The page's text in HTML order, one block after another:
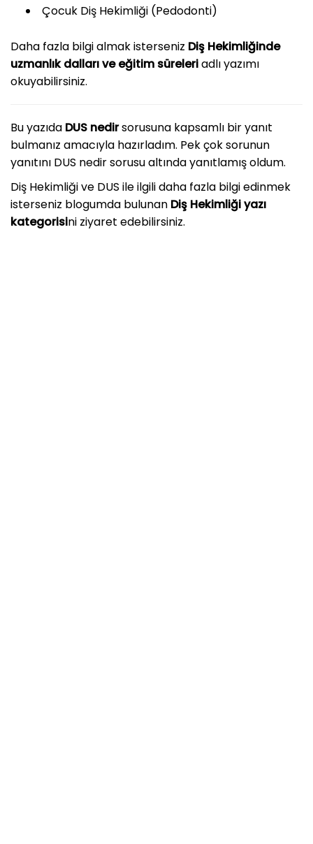
Çocuk Diş Hekimliği (Pedodonti)
Daha fazla bilgi almak isterseniz Diş Hekimliğinde
uzmanlık dalları ve eğitim süreleriadlı yazımı
okuyabilirsiniz.
Bu yazıda DUS nedirsorusuna kapsamlı bir yanıt
bulmanız amacıyla hazırladım. Pek çok sorunun
yanıtını DUS nedir sorusu altında yanıtlamış oldum.
Diş Hekimliği ve DUS ile ilgili daha fazla bilgi edinmek
isterseniz blogumda bulunan Diş Hekimliği yazı
kategorisini ziyaret edebilirsiniz.